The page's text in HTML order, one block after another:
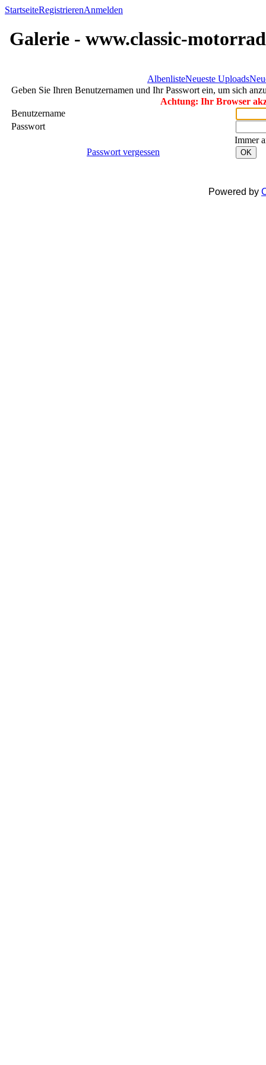
StartseiteRegistrierenAnmelden
Galerie - www.classic-
AlbenlisteNeueste Uploads
Geben Sie Ihren Benutzernamen und Ihr Passwort ein, um sich
Achtung: Ihr Browser
Benutzername
Passwort
Immer
Passwort vergessen
OK
Powered by